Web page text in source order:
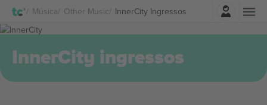
Música Other Music InnerCity Ingressos
Entrar
InnerCity ingressos